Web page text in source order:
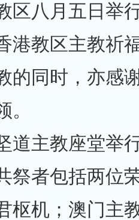
区八月五日举
港教区主教祈
的同时，亦感
道主教座堂举
祭者包括两位
枢机；澳门主